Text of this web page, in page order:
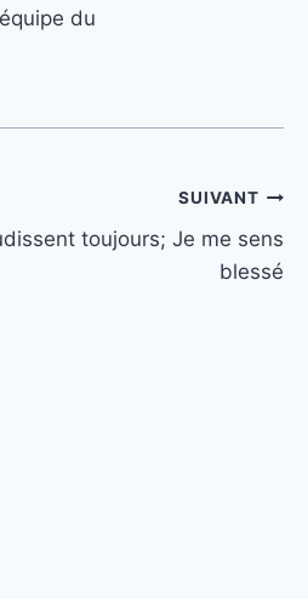
du
SUIVANT
toujours; Je me sens
blessé